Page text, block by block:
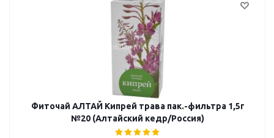
Фиточай АЛТАЙ Кипрей трава пак.-фильтра 1,5г
№20 (Алтайский кедр/Россия)